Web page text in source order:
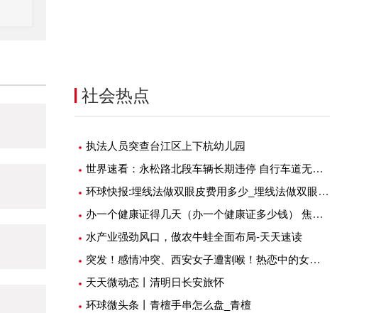
社会热点
执法人员突查台江区上下杭幼儿园
世界速看：永松路北段车辆长期违停 自行车道无法正常骑行
环球快报:埋线法做双眼皮费用多少_埋线法做双眼皮费用
办一个健康证得几天（办一个健康证多少钱） 焦点观察
水产业强劲风口，傲农牛蛙全面布局-天天速读
突发！感情冲突、西安女子遭割喉！热恋中的女孩应该注意三个问题
天天微动态丨清明日长安旅怀
环球微头条丨青檀手串怎么盘_青檀